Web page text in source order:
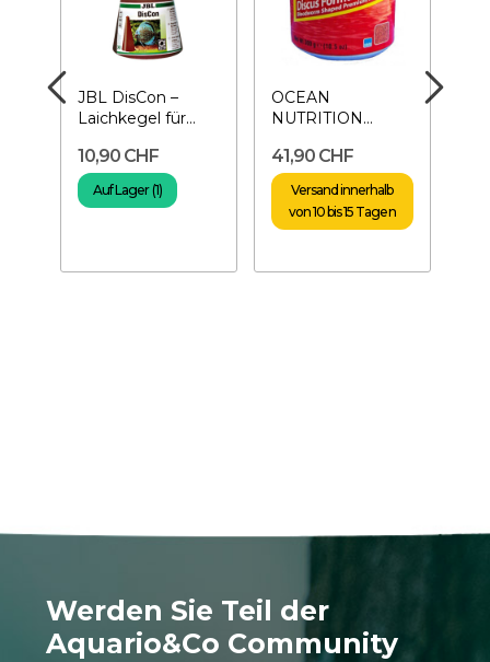
JBL DisCon –
Laichkegel für
10,90 CHF
Auf Lager (1)
OCEAN
NUTRITION
300 g -
Pelletfutter
41,90 CHF
Versand innerhalb
von 10 bis 15 Tagen
Werden Sie Teil der
Aquario&Co Community